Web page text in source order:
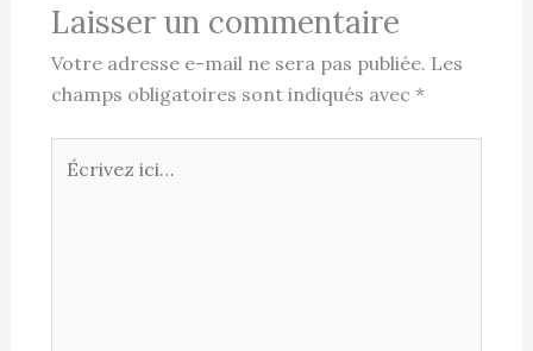
Laisser un commentaire
Votre adresse e-mail ne sera pas publiée. Les
champs obligatoires sont indiqués avec *
ici…